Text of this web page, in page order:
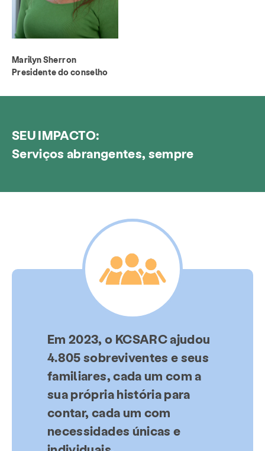
Marilyn Sherron
Presidente do conselho
SEU IMPACTO:
Serviços abrangentes, sempre
Em 2023, o KCSARC ajudou
4.805 sobreviventes e seus
familiares, cada um com a
sua própria história para
contar, cada um com
necessidades únicas e